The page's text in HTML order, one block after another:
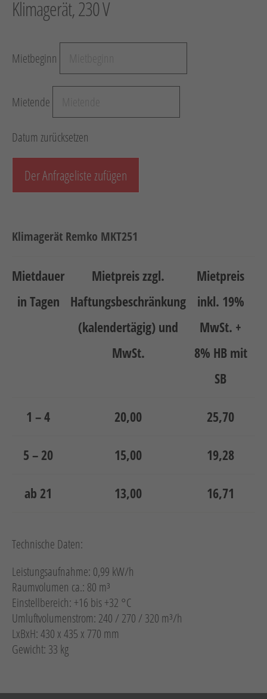
Unsere Mietliste
Verkauf
Gebrauchtmaschinen
Neuheiten
Unternehmen
Kontakt
Jobs
Verweis
Facebook
Verweis
Instagram
Klimagerät, 230 V
Mietbeginn
Mietende
Datum zurücksetzen
Der Anfrageliste zufügen
Klimagerät Remko MKT251
Mietdauer
in Tagen
Mietpreis zzgl.
Haftungsbeschränkung
(kalendertägig) und
MwSt.
Mietpreis
inkl. 19%
MwSt. +
8% HB mit
SB
1 – 4 20,00 25,70
5 – 20 15,00 19,28
ab 21 13,00 16,71
Technische Daten:
Leistungsaufnahme: 0,99 kW/h
Raumvolumen ca.: 80 m³
Einstellbereich: +16 bis +32 °C
Umluftvolumenstrom: 240 / 270 / 320 m³/h
LxBxH: 430 x 435 x 770 mm
Gewicht: 33 kg